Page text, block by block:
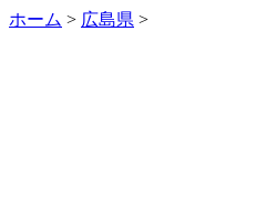
ホーム > 広島県 >